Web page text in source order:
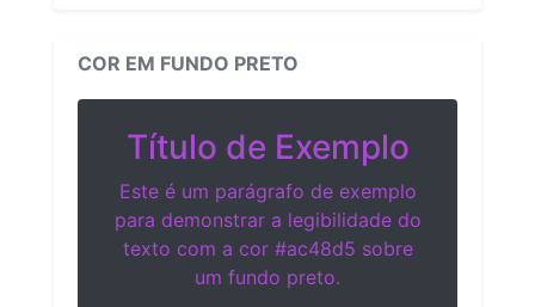
COR EM FUNDO PRETO
Título de Exemplo
Este é um parágrafo de exemplo
para demonstrar a legibilidade do
texto com a cor #ac48d5 sobre
um fundo preto.